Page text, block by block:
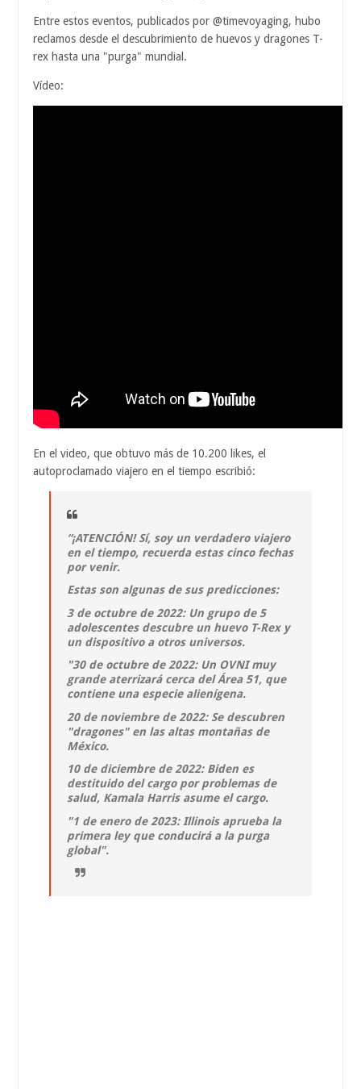
Entre estos eventos, publicados por @timevoyaging, hubo
reclamos desde el descubrimiento de huevos y dragones T-
rex hasta una "purga" mundial.
Vídeo:
En el video, que obtuvo más de 10.200 likes, el
autoproclamado viajero en el tiempo escribió:
“¡ATENCIÓN! Sí, soy un verdadero viajero
en el tiempo, recuerda estas cinco fechas
por venir.
Estas son algunas de sus predicciones:
3 de octubre de 2022: Un grupo de 5
adolescentes descubre un huevo T-Rex y
un dispositivo a otros universos.
"30 de octubre de 2022: Un OVNI muy
grande aterrizará cerca del Área 51, que
contiene una especie alienígena.
20 de noviembre de 2022: Se descubren
"dragones" en las altas montañas de
México.
10 de diciembre de 2022: Biden es
destituido del cargo por problemas de
salud, Kamala Harris asume el cargo.
"1 de enero de 2023: Illinois aprueba la
primera ley que conducirá a la purga
global".